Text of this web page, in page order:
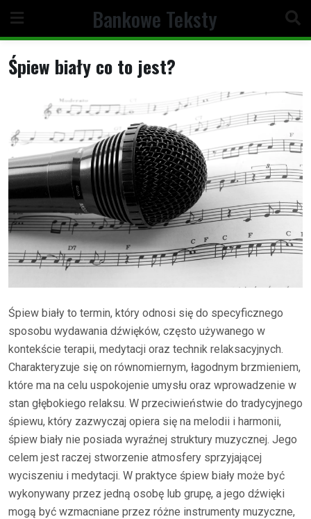
content
Bankowe Teksty
Śpiew biały co to jest?
Śpiew biały to termin, który odnosi się do specyficznego
sposobu wydawania dźwięków, często używanego w
kontekście terapii, medytacji oraz technik relaksacyjnych.
Charakteryzuje się on równomiernym, łagodnym brzmieniem,
które ma na celu uspokojenie umysłu oraz wprowadzenie w
stan głębokiego relaksu. W przeciwieństwie do tradycyjnego
śpiewu, który zazwyczaj opiera się na melodii i harmonii,
śpiew biały nie posiada wyraźnej struktury muzycznej. Jego
celem jest raczej stworzenie atmosfery sprzyjającej
wyciszeniu i medytacji. W praktyce śpiew biały może być
wykonywany przez jedną osobę lub grupę, a jego dźwięki
mogą być wzmacniane przez różne instrumenty muzyczne,